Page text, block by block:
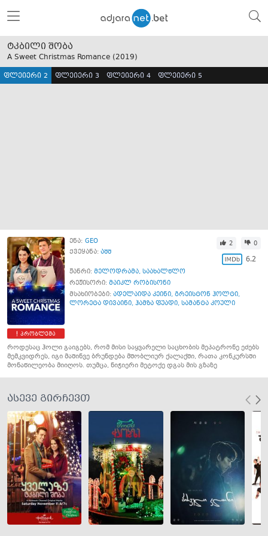
ტკბილი შობა
A Sweet Christmas Romance (2019)
ფლეიერი 2 ფლეიერი 3 ფლეიერი 4 ფლეიერი 5
პრობლემა
ენა: GEO
ქვეყანა: აშშ
2 0
6.2
ჟანრი: მელოდრამა, საახალწლო
რეჟისორი: მაიკლ რობისონი
მსახიობები: ადელაიდა კეინი, გრეისტონ ჰოლტი,
ლორეტა დივაინი, ჰამზა ფუადი, სამანტა კოული
როდესაც ჰოლი გაიგებს, რომ მისი საყვარელი საცხობის მეპატრონე ეძებს
მემკვიდრეს, იგი მაშინვე ბრუნდება მშობლიურ ქალაქში, რათა კონკურსში
მონაწილეობა მიიღოს. თუმცა, ნიჭიერი მეტოქე დგას მის გზაზე
ასევე გირჩევთ